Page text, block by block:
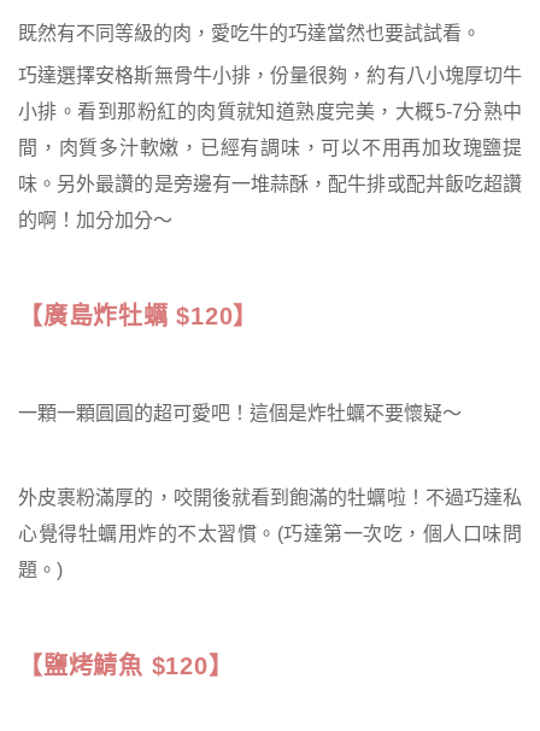
既然有不同等級的肉，愛吃牛的巧達當然也要試試看。
巧達選擇安格斯無骨牛小排，份量很夠，約有八小塊厚切牛
小排。看到那粉紅的肉質就知道熟度完美，大概5-7分熟中
間，肉質多汁軟嫩，已經有調味，可以不用再加玫瑰鹽提
味。另外最讚的是旁邊有一堆蒜酥，配牛排或配丼飯吃超讚
的啊！加分加分～
【廣島炸牡蠣 $120】
一顆一顆圓圓的超可愛吧！這個是炸牡蠣不要懷疑～
外皮裹粉滿厚的，咬開後就看到飽滿的牡蠣啦！不過巧達私
心覺得牡蠣用炸的不太習慣。(巧達第一次吃，個人口味問
題。)
【鹽烤鯖魚 $120】